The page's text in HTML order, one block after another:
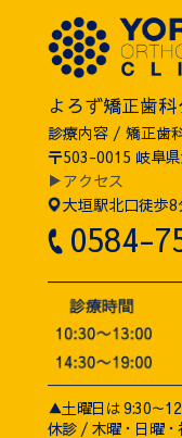
よろず矯正歯
診療内容 / 矯正歯
〒503-0015 岐阜
▶アクセス
大垣駅北口徒歩8
0584-
▲土曜日は 9:30～
休診 / 木曜・日曜・